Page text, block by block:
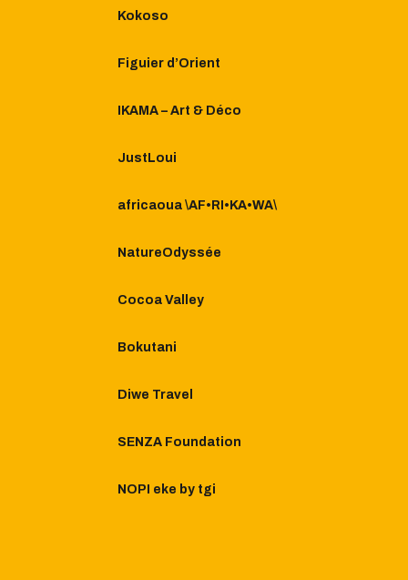
Kokoso
Figuier d’Orient
IKAMA – Art & Déco
JustLoui
africaoua \AF•RI•KA•WA\
NatureOdyssée
Cocoa Valley
Bokutani
Diwe Travel
SENZA Foundation
NOPI eke by tgi